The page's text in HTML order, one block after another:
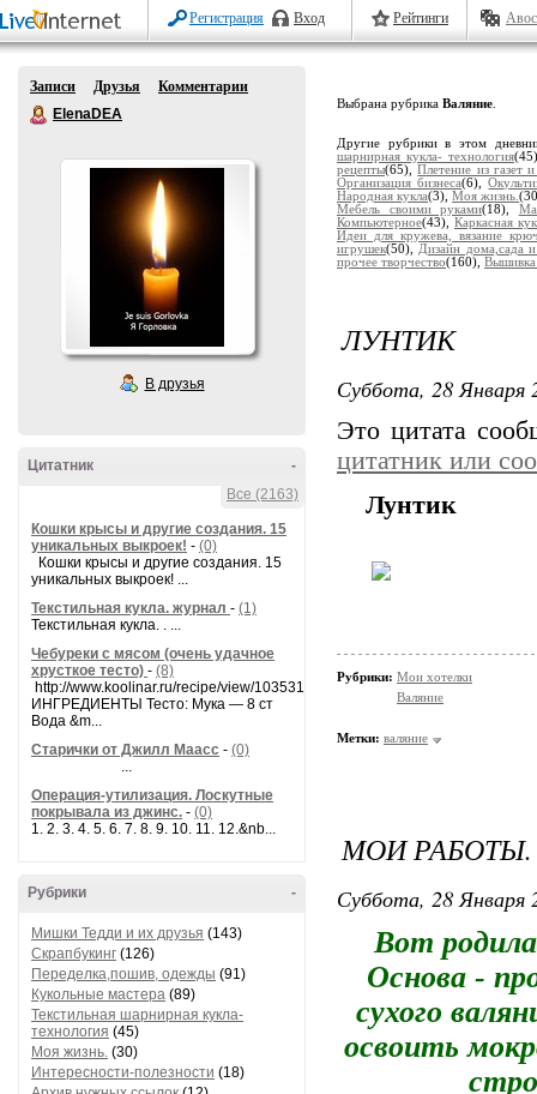
Регистрация Вход Рейтинги
Записи Друзья
Комментарии
ElenaDEA
В друзья
-
Цитатник
Все (2163)
Кошки крысы и другие создания. 15
уникальных выкроек! - (0)
Кошки крысы и другие создания. 15
уникальных выкроек! ...
Текстильная кукла. журнал - (1)
Текстильная кукла. . ...
Чебуреки с мясом (очень удачное
хрусткое тесто) - (8)
http://www.koolinar.ru/recipe/view/103531
ИНГРЕДИЕНТЫ Тесто: Мука — 8 ст
Вода &m...
Старички от Джилл Маасс - (0)
...
Операция-утилизация. Лоскутные
покрывала из джинс. - (0)
1. 2. 3. 4. 5. 6. 7. 8. 9. 10. 11. 12.&nb...
-
Рубрики
Мишки Тедди и их друзья (143)
Скрапбукинг (126)
Переделка,пошив, одежды (91)
Кукольные мастера (89)
Текстильная шарнирная кукла-
технология (45)
Моя жизнь. (30)
Интересности-полезности (18)
Выбрана рубрика Валяние
Другие рубрики в этом
шарнирная кукла- технология
рецепты(65),Плетение из газет
Организация бизнеса(6),
Народная кукла(3),Моя жизнь.
Мебель своими руками(18),
Компьютерное(43), Каркасная
Идеи для кружева, вязание
игрушек(50), Дизайн дома,сада
прочее творчество(160), Вышивка
ЛУНТИК
Суббота, 28 Января
Это цитата
цитатник или
Лунтик
Рубрики: Мои хотелки
Валяние
Метки: валяние
МОИ
Суббота, 28 Января
Вот
Основа -
сухого
освоить